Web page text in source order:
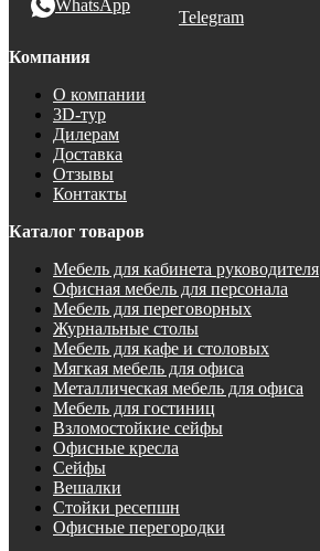
WhatsApp
Telegram
Компания
О компании
3D-тур
Дилерам
Доставка
Отзывы
Контакты
Каталог товаров
Мебель для кабинета руководителя
Офисная мебель для персонала
Мебель для переговорных
Журнальные столы
Мебель для кафе и столовых
Мягкая мебель для офиса
Металлическая мебель для офиса
Мебель для гостиниц
Взломостойкие сейфы
Офисные кресла
Сейфы
Вешалки
Стойки ресепшн
Офисные перегородки